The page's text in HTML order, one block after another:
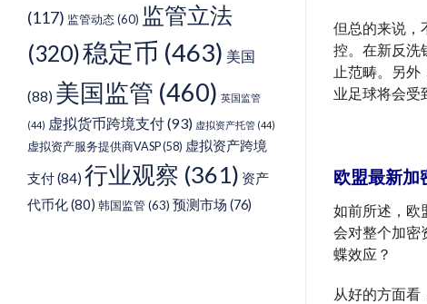
(117) 监管动态(60) 监管立法
(320)稳定币 (463) 美国
(88) 美国监管 (460) 英国监管
(44) 虚拟货币跨境支付(93) 虚拟资产托管 (44)
虚拟资产服务提供商VASP(58) 虚拟资产跨境
支付(84) 行业观察 (361) 资产
代币化(80) 韩国监管(63) 预测市场 (76)
但总的来说，
控。在新反洗
止范畴。另
业足球将会受
欧盟最新加
如前所述，欧
会对整个加密
蝶效应？
从好的方面看